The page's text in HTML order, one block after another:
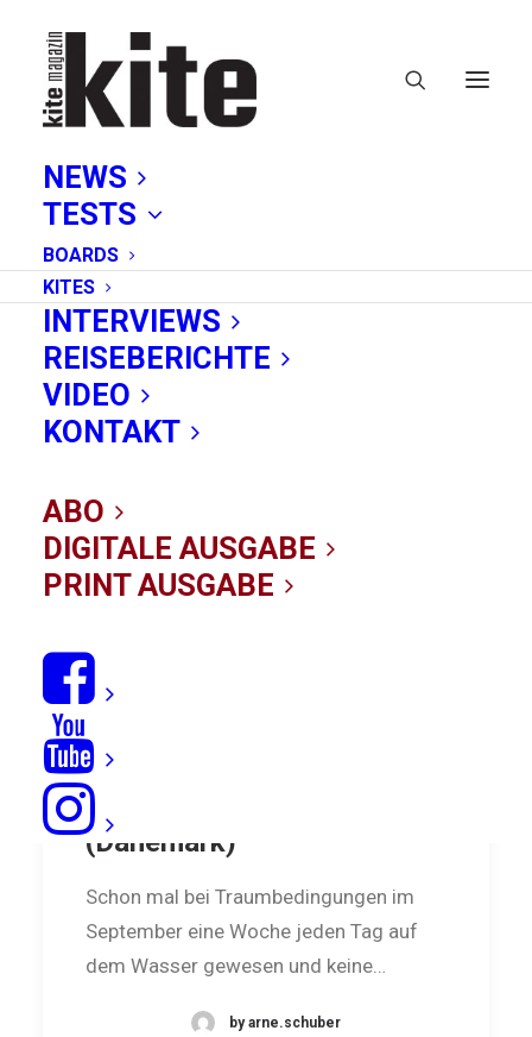
NEWS
TESTS
BOARDS
KITES
INTERVIEWS
REISEBERICHTE
VIDEO
KONTAKT
ABO
DIGITALE AUSGABE
PRINT AUSGABE
Boa Vista
Reisebericht: Fyn
(Dänemark)
Schon mal bei Traumbedingungen im
September eine Woche jeden Tag auf
dem Was­ser gewesen und keine…
by arne.schuber